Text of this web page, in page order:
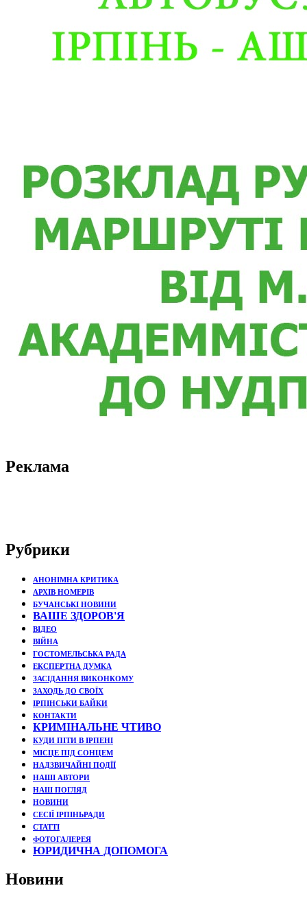
Реклама
Рубрики
АНОНІМНА КРИТИКА
АРХІВ НОМЕРІВ
БУЧАНСЬКІ НОВИНИ
ВАШЕ ЗДОРОВ'Я
ВІДЕО
ВІЙНА
ГОСТОМЕЛЬСЬКА РАДА
ЕКСПЕРТНА ДУМКА
ЗАСІДАННЯ ВИКОНКОМУ
ЗАХОДЬ ДО СВОЇХ
ІРПІНСЬКИ БАЙКИ
КОНТАКТИ
КРИМІНАЛЬНЕ ЧТИВО
КУДИ ПІТИ В ІРПЕНІ
МІСЦЕ ПІД СОНЦЕМ
НАДЗВИЧАЙНІ ПОДЇЇ
НАШІ АВТОРИ
НАШ ПОГЛЯД
НОВИНИ
СЕСІЇ ІРПІНЬРАДИ
СТАТТІ
ФОТОГАЛЕРЕЯ
ЮРИДИЧНА ДОПОМОГА
Новини